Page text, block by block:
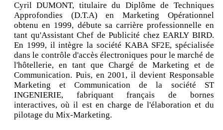
Cyril DUMONT, titulaire du Diplôme de Techniques
Approfondies (D.T.A) en Marketing Opérationnel
obtenu en 1999, débute sa carrière professionnelle en
tant qu'Assistant Chef de Publicité chez EARLY BIRD.
En 1999, il intègre la société KABA SF2E, spécialisée
dans le contrôle d'accès électroniques pour le marché de
l'hôtellerie, en tant que Chargé de Marketing et de
Communication. Puis, en 2001, il devient Responsable
Marketing et Communication de la société ST
INGENIERIE, fabriquant français de bornes
interactives, où il est en charge de l'élaboration et du
pilotage du Mix-Marketing.